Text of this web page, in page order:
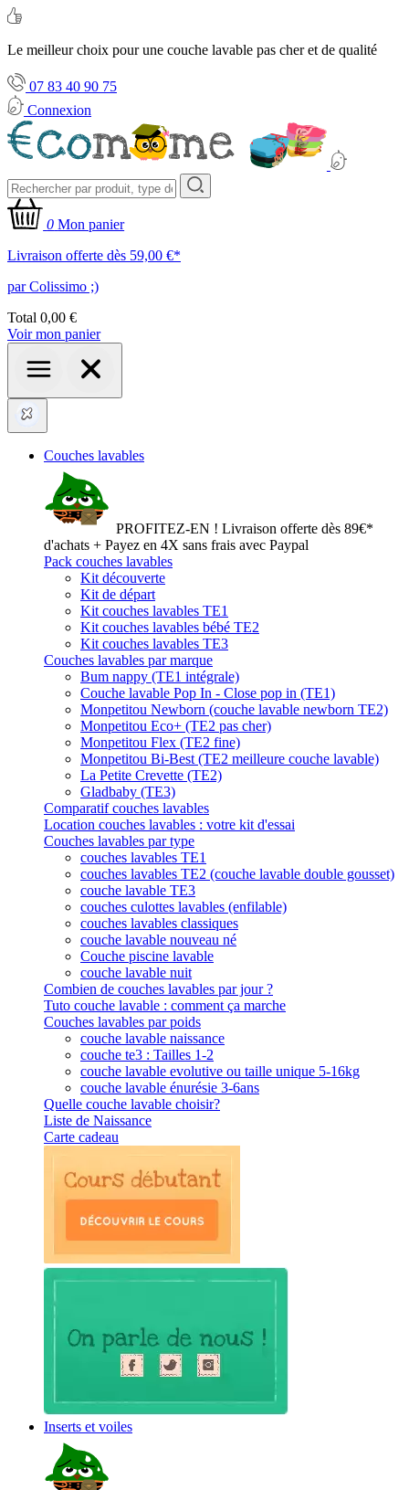
Le meilleur choix pour une couche lavable pas cher et de qualité
07 83 40 90 75
Connexion
0 Mon panier
Livraison offerte dès 59,00 €*
par Colissimo ;)
Total 0,00 €
Voir mon panier
Couches lavables
PROFITEZ-EN ! Livraison offerte dès 89€*
d'achats + Payez en 4X sans frais avec Paypal
Pack couches lavables
Kit découverte
Kit de départ
Kit couches lavables TE1
Kit couches lavables bébé TE2
Kit couches lavables TE3
Couches lavables par marque
Bum nappy (TE1 intégrale)
Couche lavable Pop In - Close pop in (TE1)
Monpetitou Newborn (couche lavable newborn TE2)
Monpetitou Eco+ (TE2 pas cher)
Monpetitou Flex (TE2 fine)
Monpetitou Bi-Best (TE2 meilleure couche lavable)
La Petite Crevette (TE2)
Gladbaby (TE3)
Comparatif couches lavables
Location couches lavables : votre kit d'essai
Couches lavables par type
couches lavables TE1
couches lavables TE2 (couche lavable double gousset)
couche lavable TE3
couches culottes lavables (enfilable)
couches lavables classiques
couche lavable nouveau né
Couche piscine lavable
couche lavable nuit
Combien de couches lavables par jour ?
Tuto couche lavable : comment ça marche
Couches lavables par poids
couche lavable naissance
couche te3 : Tailles 1-2
couche lavable evolutive ou taille unique 5-16kg
couche lavable énurésie 3-6ans
Quelle couche lavable choisir?
Liste de Naissance
Carte cadeau
Inserts et voiles